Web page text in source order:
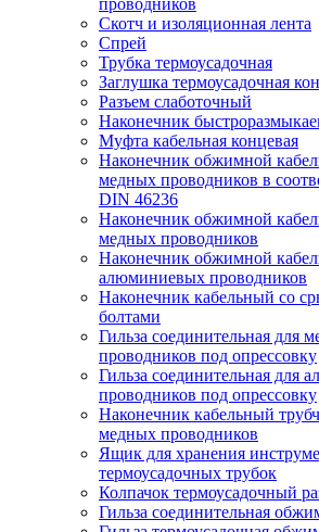
проводников
Скотч и изоляционная лента
Спрей
Трубка термоусадочная
Заглушка термоусадочная
Разъем слаботочный
Наконечник
Муфта кабельная концевая
Наконечник обжимной
медных проводников в
DIN 46236
Наконечник обжимной
медных проводников
Наконечник обжимной
алюминиевых проводников
Наконечник кабельный со
болтами
Гильза соединительная для
проводников под опрессовку
Гильза соединительная для
проводников под опрессовку
Наконечник кабельный
медных проводников
Ящик для хранения
термоусадочных трубок
Колпачок термоусадочный
Гильза соединительная